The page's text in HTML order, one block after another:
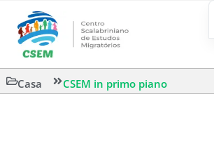
Casa CSEM in primo piano